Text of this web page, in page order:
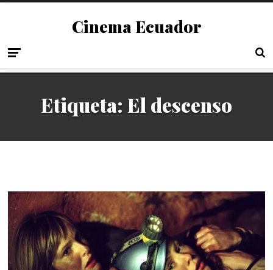
Cinema Ecuador
Etiqueta: El descenso